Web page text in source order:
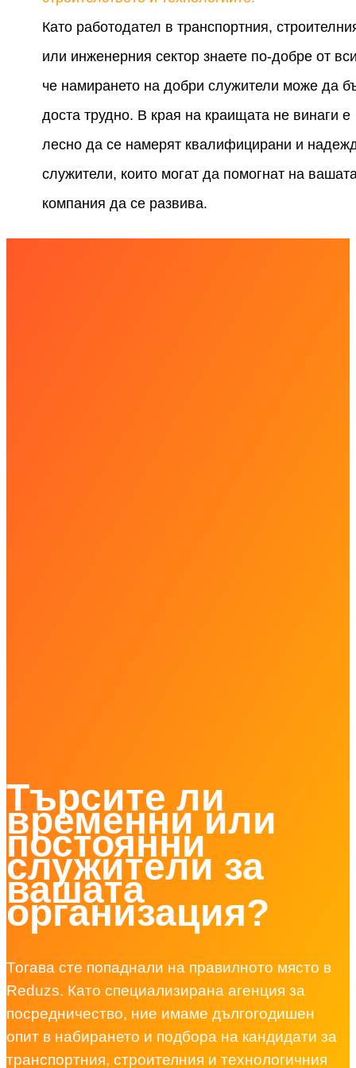
Като работодател в транспортния,
или инженерния сектор знаете по-добре от
че намирането на добри служители може да
доста трудно. В края на краищата не винаги е
лесно да се намерят квалифицирани и
служители, които могат да помогнат на
компания да се развива.
Търсите ли
временни или
постоянни
служители за
вашата
организация?
Тогава сте попаднали на правилното място в
Reduzs. Като специализирана агенция за
посредничество, ние имаме дългогодишен
опит в набирането и подбора на кандидати за
транспортния, строителния и технологичния